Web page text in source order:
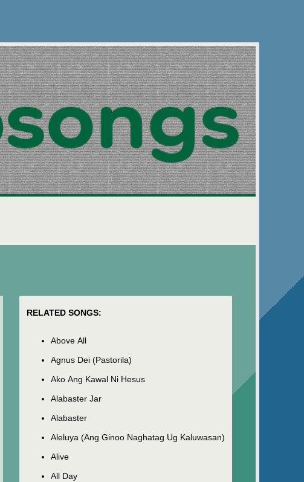
RELATED SONGS:
Above All
Agnus Dei (Pastorila)
Ako Ang Kawal Ni Hesus
Alabaster Jar
Alabaster
Aleluya (Ang Ginoo Naghatag Ug Kaluwasan)
Alive
All Day